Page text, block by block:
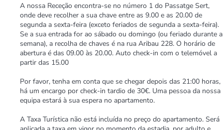
A nossa Receção encontra-se no número 1 do Passatge Sert,
onde deve recolher a sua chave entre as 9.00 e as 20.00 de
segunda a sexta-feira (exceto feriados de segunda a sexta-feira).
Se a sua entrada for ao sábado ou domingo (ou feriado durante a
semana), a recolha de chaves é na rua Aribau 228. O horário de
abertura é das 09.00 às 20.00. Auto check-in com o telemóvel a
partir das 15.00
Por favor, tenha em conta que se chegar depois das 21:00 horas,
há um encargo por check-in tardio de 30€. Uma pessoa da nossa
equipa estará à sua espera no apartamento.
A Taxa Turística não está incluída no preço do apartamento. Será